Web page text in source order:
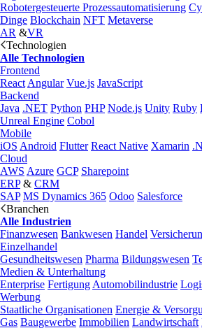
Robotergesteuerte Prozessautomatisierung
Dinge Blockchain NFT Metaverse
AR &VR
Technologien
Alle Technologien
Frontend
React Angular Vue.js JavaScript
Backend
Java .NET Python PHP Node.js Unity Ruby
Unreal Engine Cobol
Mobile
iOS Android Flutter React Native Xamarin
Cloud
AWS Azure GCP Sharepoint
ERP& CRM
SAP MS Dynamics 365 Odoo Salesforce
Branchen
Alle Industrien
Finanzwesen Bankwesen Handel
Einzelhandel
Gesundheitswesen Pharma Bildungswesen
Medien & Unterhaltung
Enterprise Fertigung Automobilindustrie
Werbung
Staatliche Organisationen Energie &
Gas Baugewerbe Immobilien Landwirtschaft